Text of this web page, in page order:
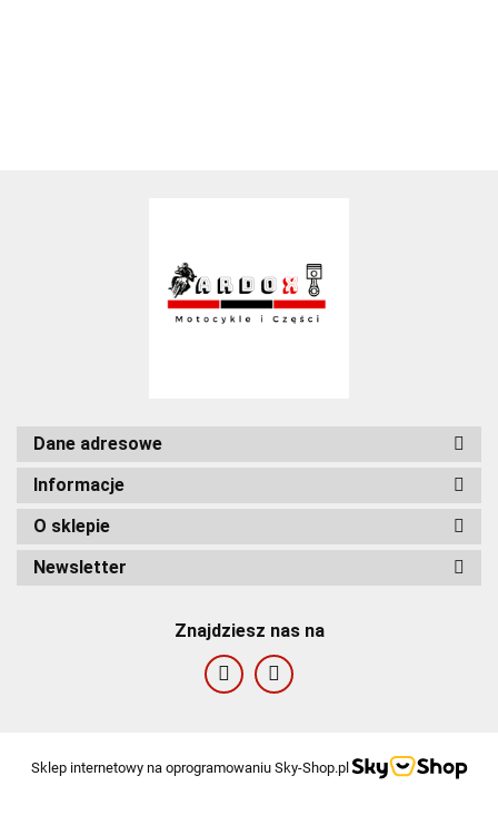
Dane adresowe
Informacje
O sklepie
Newsletter
Znajdziesz nas na
Sklep internetowy na oprogramowaniu Sky-Shop.pl